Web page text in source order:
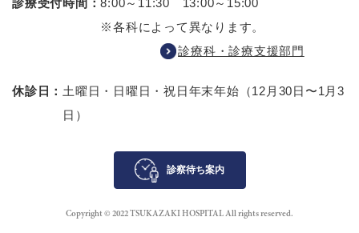
※各科によって異なります。
診療科・診療支援部門
休診日： 土曜日・日曜日・祝日年末年始（12月30日〜1月3
日）
診察待ち案内
Copyright © 2022 TSUKAZAKI HOSPITAL All rights reserved.